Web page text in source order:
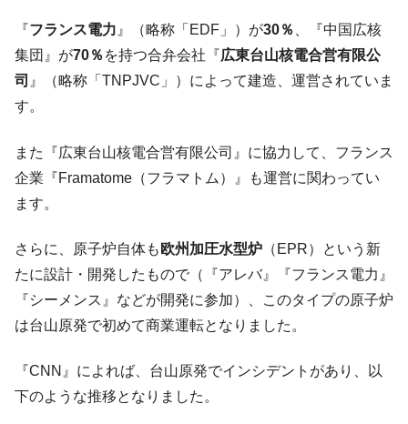
米国下院「韓国の公務員個人をターゲット
にぶん殴る法案」提出！⇒ クーパン問題は合衆国企業に対
する差別。許してはおかぬ
『Money1』
『Money1』
韓国半導体『SKハイニックス』2026年2Qの
業績「史上最高益」当期純利益は前年同期比13.4倍に。
『Money1』
日(水)もサイドカー・サーキットブレイカーの二段コンボ
発動！
『Money1』
IT産業は人を雇用する効果は低い。全産業の
日本の誇る海洋資源調査船『白嶺』は先進技術の
塊！
『フランス電力 』（略称「EDF」）が30％
、『中国広核
集団』が70％ を持つ合弁会社『広東台山核電合営有限公
司 』（略称「TNPJVC」）によって建造、運営されていま
す。
また『広東台山核電合営有限公司』に協力して、フランス
企業『Framatome（フラマトム）』も運営に関わってい
ます。
さらに、原子炉自体も 欧州加圧水型炉 （EPR）という新
たに設計・開発したもので（『アレバ』『フランス電力』
『シーメンス』などが開発に参加）、このタイプの原子炉
は台山原発で初めて商業運転となりました。
『CNN』によれば、台山原発でインシデントがあり、以
下のような推移となりました。